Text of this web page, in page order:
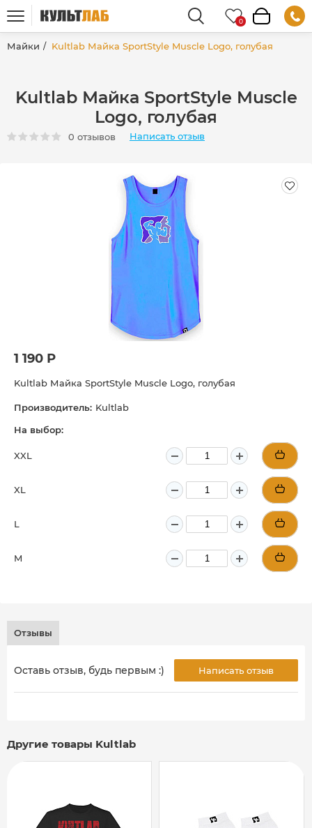
Майки Kultlab Майка SportStyle Muscle Logо, голубая
Kultlab Майка SportStyle Muscle
Logо, голубая
0 отзывов Написать отзыв
1 190 Р
Kultlab Майка SportStyle Muscle Logо, голубая
Производитель: Kultlab
На выбор:
XXL
XL
L
M
Отзывы
Оставь отзыв, будь первым :) Написать отзыв
Другие товары Kultlab